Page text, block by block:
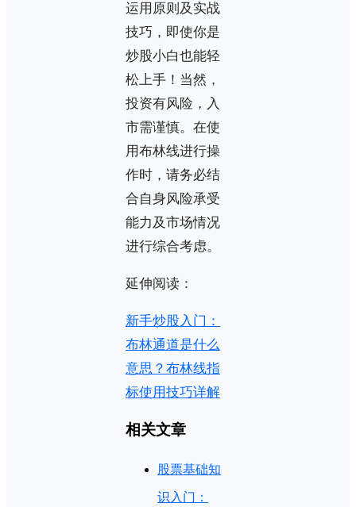
运用原则及实战
技巧，即使你是
炒股小白也能轻
松上手！当然，
投资有风险，入
市需谨慎。在使
用布林线进行操
作时，请务必结
合自身风险承受
能力及市场情况
进行综合考虑。
延伸阅读：
新手炒股入门：
布林通道是什么
意思？布林线指
标使用技巧详解
相关文章
股票基础知
识入门：